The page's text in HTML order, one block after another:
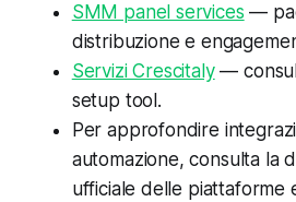
SMM panel services —
distribuzione e
Servizi Crescitaly—
setup tool.
Per approfondire
automazione, consulta la
ufficiale delle piattaforme